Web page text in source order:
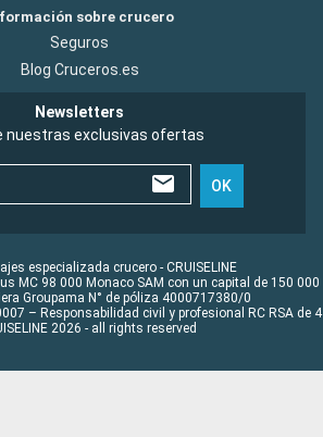
sobre crucero
Seguros
Blog Cruceros.es
Newsletters
nuestras exclusivas ofertas
OK
especializada crucero - CRUISELINE
MC 98 000 Monaco SAM con un capital de 150 000
Groupama N° de póliza 4000717380/0
– Responsabilidad civil y profesional RC RSA de
2026 - all rights reserved